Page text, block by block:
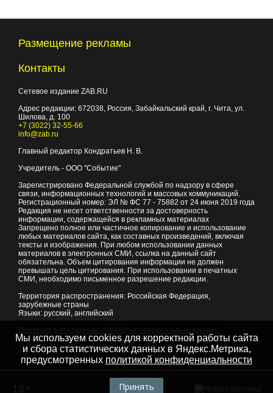
Размещение рекламы
Контакты
Сетевое издание ZAB.RU
Адрес редакции: 672038, Россия, Забайкальский край, г. Чита, ул.
Шилова, д. 100
+7 (3022) 32-55-66
info@zab.ru
Главный редактор Кондратьев Н. В.
Учредитель - ООО "Событие"
Зарегистрировано Федеральной службой по надзору в сфере
связи, информационных технологий и массовых коммуникаций.
Регистрационный номер: ЭЛ № ФС 77 - 75882 от 24 июня 2019 года
Редакция не несет ответственности за достоверность
информации, содержащейся в рекламных материалах
Запрещено полное или частичное копирование и использование
любых материалов сайта, как составных произведений, включая
тексты и изображения. При любом использовании данных
материалов в электронных СМИ, ссылка на данный сайт
обязательна. Объем цитирования информации не должен
превышать цель цитирования. При использовании в печатных
СМИ, необходимо письменное разрешение редакции.
Территория распространения: Российская Федерация,
зарубежные страны
Языки: русский, английский
© 2007 - 2026Портал Читы и Забайкальского края
Мы используем cookies для корректной работы сайта
и сбора статистических данных в Яндекс.Метрика,
предусмотренных политикой конфиденциальности
Принять